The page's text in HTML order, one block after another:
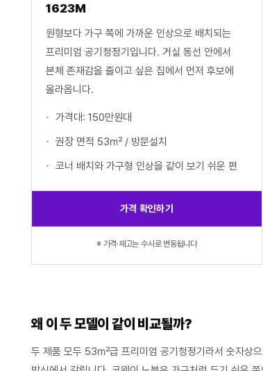
1623M
원형보다 가구 쪽에 가까운 인상으로 배치되는
프리미엄 공기청정기입니다. 거실 동선 안에서
본체 존재감을 줄이고 싶은 집에서 먼저 후보에
올라옵니다.
가격대: 150만원대
권장 면적 53㎡ / 방문설치
코너 배치와 가구형 인상을 같이 보기 쉬운 편
가격 확인하기
※ 가격·재고는 수시로 변동됩니다
왜 이 두 모델이 같이 비교될까?
두 제품 모두 53㎡급 프리미엄 공기청정기라서 숫자상